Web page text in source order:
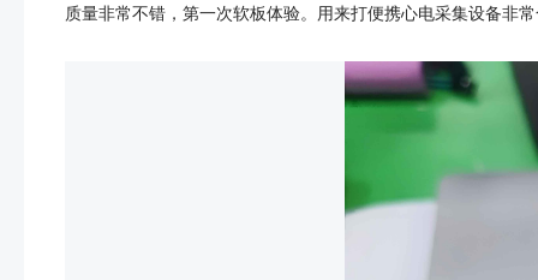
质量非常不错，第一次软板体验。用来打便携心电采集设备非